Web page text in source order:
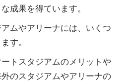
成果を得ています。
ムやアリーナには、いくつ
す。
トスタジアムのメリットや
のスタジアムやアリーナの